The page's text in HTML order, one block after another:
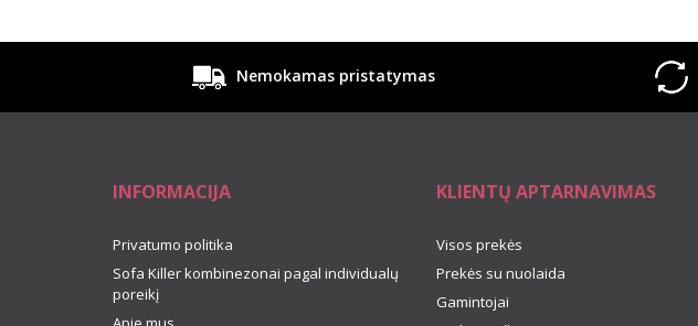
Nemokamas pristatymas
INFORMACIJA
Privatumo politika
Sofa Killer kombinezonai pagal individualų
poreikį
KLIENTŲ APTARNAVIMAS
Visos prekės
Prekės su nuolaida
Gamintojai